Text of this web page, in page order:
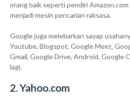
orang baik seperti pendiri
menjadi mesin pencarian raksasa.
Google juga melebarkan sayap
Youtube, Blogspot, Google Meet,
Gmail, Google Drive, Android, Google
lagi.
2. Yahoo.com